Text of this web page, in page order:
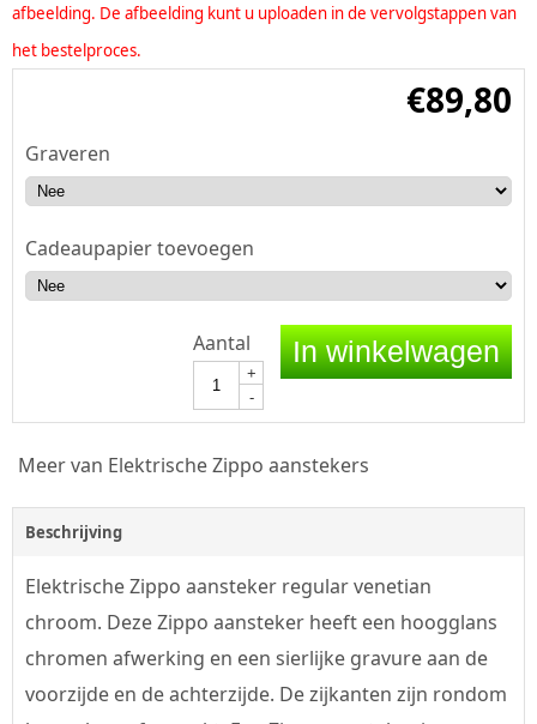
afbeelding. De afbeelding kunt u uploaden in de vervolgstappen van
het bestelproces.
€89,80
Graveren
Cadeaupapier toevoegen
Aantal
+
-
In winkelwagen
Meer van Elektrische Zippo aanstekers
Beschrijving
Elektrische Zippo aansteker regular venetian
chroom. Deze Zippo aansteker heeft een hoogglans
chromen afwerking en een sierlijke gravure aan de
voorzijde en de achterzijde. De zijkanten zijn rondom